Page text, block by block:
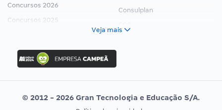
Concursos 2026
Concursos 2025
Concurso Ibama
Concurso MPU
Editais publicados
Consulplan
Vunesp
Veja mais
© 2012 - 2026 Gran Tecnologia e Educação S/A.